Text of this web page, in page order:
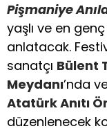
Pişmaniye
yaşlı ve en
anlatacak.
sanatçı Bülent
Meydanı’nda
Atatürk Anıtı
düzenlenecek